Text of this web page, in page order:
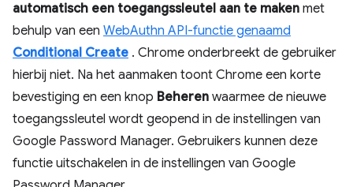
automatisch een toegangssleutel aan te maken met
behulp van een WebAuthn API-functie genaamd
Conditional Create . Chrome onderbreekt de gebruiker
hierbij niet. Na het aanmaken toont Chrome een korte
bevestiging en een knop Beheren waarmee de nieuwe
toegangssleutel wordt geopend in de instellingen van
Google Password Manager. Gebruikers kunnen deze
functie uitschakelen in de instellingen van Google